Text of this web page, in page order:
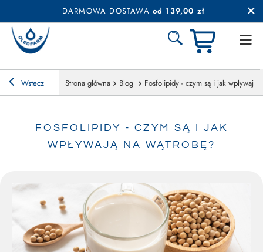
DARMOWA DOSTAWA od 139,00 zł
Wstecz Strona główna Blog Fosfolipidy - czym są i jak wpływają
FOSFOLIPIDY - CZYM SĄ I JAK
WPŁYWAJĄ NA WĄTROBĘ?